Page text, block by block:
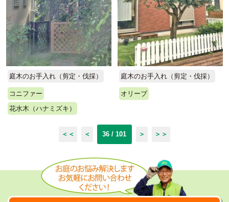
庭木のお手入れ（剪定・伐採）
コニファー
花水木（ハナミズキ）
庭木のお手入れ（剪定・伐採）
オリーブ
＜＜ ＜ 36 / 101 ＞ ＞＞